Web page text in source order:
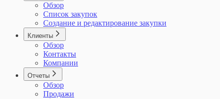
Обзор
Список закупок
Создание и редактирование закупки
Клиенты
Обзор
Контакты
Компании
Отчеты
Обзор
Продажи